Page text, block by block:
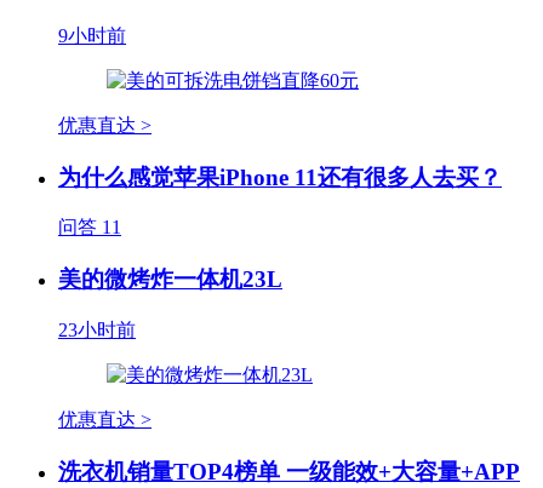
9小时前
优惠直达 >
为什么感觉苹果iPhone 11还有很多人去买？
问答 11
美的微烤炸一体机23L
23小时前
优惠直达 >
洗衣机销量TOP4榜单 一级能效+大容量+APP